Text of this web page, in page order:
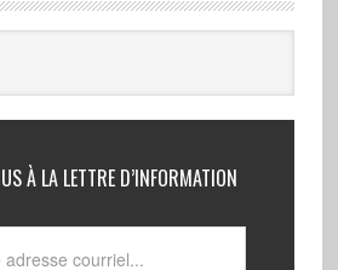
À LA LETTRE D’INFORMATION